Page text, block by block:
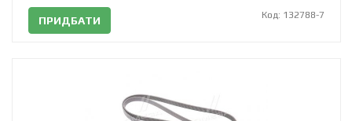
ПРИДБАТИ Код: 132788-7